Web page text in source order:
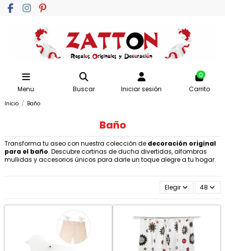
Menu Buscar Iniciar sesión
0
Carrito
Inicio Baño
Baño
Transforma tu aseo con nuestra colección de decoración original
para el baño. Descubre cortinas de ducha divertidas, alfombras
mullidas y accesorios únicos para darle un toque alegre a tu hogar.
Elegir 48